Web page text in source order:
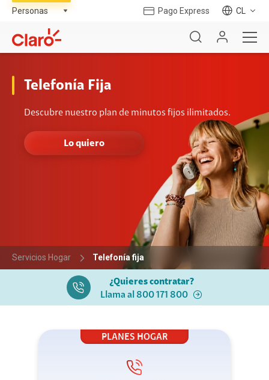
Pago Express CL
Telefonía Fija
Descubre nuestro plan de minutos fijos ilimitados.
Lo quiero
Servicios Hogar Telefonía fija
¿Quieres contratar?
Llama al 800 171 800
PLANES HOGAR